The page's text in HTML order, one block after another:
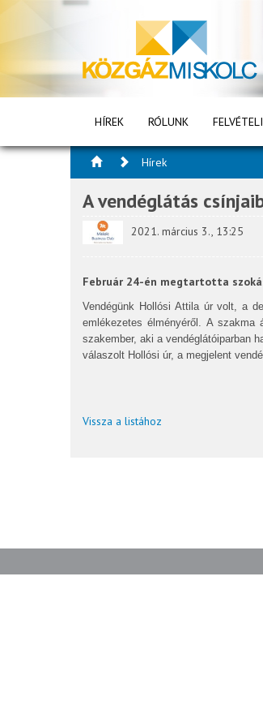
HÍREK RÓLUNK
Hírek
A vendéglátás
2021. március 3., 13:25
Február 24-én megtartotta
Vendégünk Hollósi Attila úr volt, a
emlékezetes élményéről. A
szakember, aki a vendéglátóiparban
válaszolt Hollósi úr, a megjelent
Vissza a listához